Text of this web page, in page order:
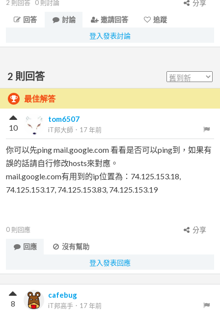
2 則回答 0 則討論
分享
回答
討論 邀請回答
追蹤
登入發表討論
2 則回答
最佳解答
tom6507
iT邦大師 ． 17 年前
10
你可以先ping mail.google.com 看看是否可以ping到，如果有
誤的話請自行修改hosts來對應。
mail.google.com有用到的ip位置為：74.125.153.18,
74.125.153.17, 74.125.153.83, 74.125.153.19
0 則回應
分享
回應
沒有幫助
登入發表回應
cafebug
iT邦高手 ． 17 年前
8